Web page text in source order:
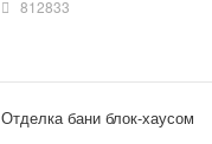
812833
Отделка бани блок-хаусом